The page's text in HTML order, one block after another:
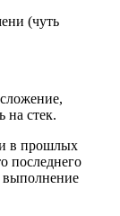
(чуть
на стек.
в прошлых
последнего
выполнение